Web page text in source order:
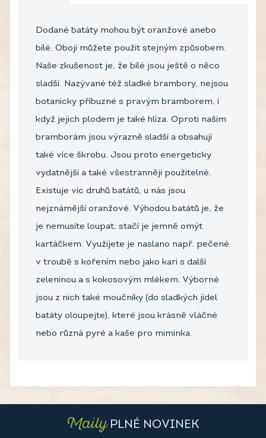
Dodané batáty mohou být oranžové anebo
bílé. Obojí můžete použít stejným způsobem.
Naše zkušenost je, že bílé jsou ještě o něco
sladší. Nazývané též sladké brambory, nejsou
botanicky příbuzné s pravým bramborem, i
když jejich plodem je také hlíza. Oproti našim
bramborám jsou výrazně sladší a obsahují
také více škrobu. Jsou proto energeticky
vydatnější a také všestranněji použitelné.
Existuje víc druhů batátů, u nás jsou
nejznámější oranžové. Výhodou batátů je, že
je nemusíte loupat, stačí je jemně omýt
kartáčkem. Využijete je naslano např. pečené
v troubě s kořením nebo jako kari s další
zeleninou a s kokosovým mlékem. Výborné
jsou z nich také moučníky (do sladkých jídel
batáty oloupejte), které jsou krásně vláčné
nebo různá pyré a kaše pro miminka.
MailyPLNÉ NOVINEK